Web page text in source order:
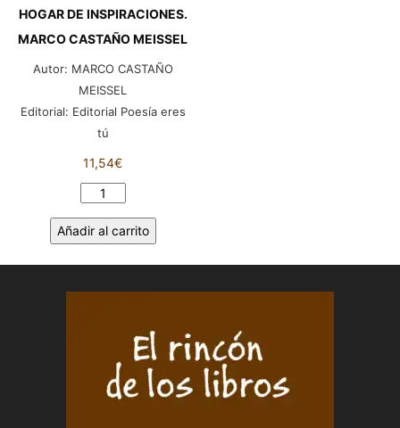
HOGAR DE INSPIRACIONES.
MARCO CASTAÑO MEISSEL
Autor: MARCO CASTAÑO
MEISSEL
Editorial: Editorial Poesía eres
tú
11,54€
HOGAR
INSPIRACIONES.
Añadir al carrito